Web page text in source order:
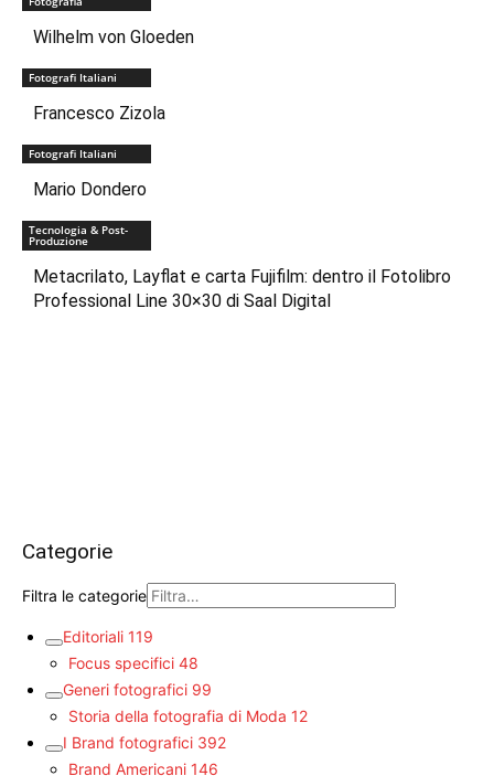
Wilhelm von Gloeden
Fotografi Italiani
Francesco Zizola
Fotografi Italiani
Mario Dondero
Tecnologia & Post-
Produzione
Metacrilato, Layflat e carta Fujifilm: dentro il Fotolibro
Professional Line 30×30 di Saal Digital
Categorie
Filtra le categorie
Editoriali 119
Focus specifici 48
Generi fotografici 99
Storia della fotografia di Moda 12
I Brand fotografici 392
Brand Americani 146